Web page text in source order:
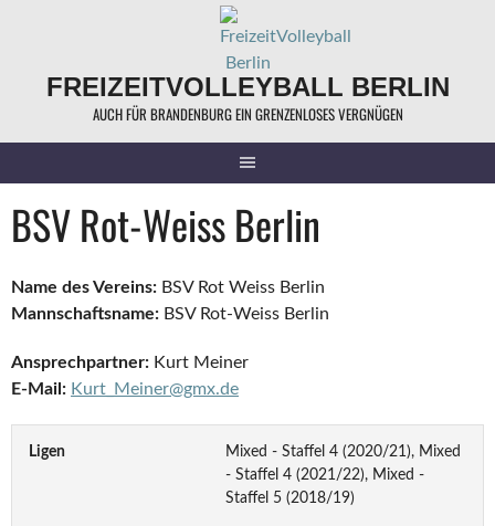
FREIZEITVOLLEYBALL BERLIN
AUCH FÜR BRANDENBURG EIN GRENZENLOSES VERGNÜGEN
BSV Rot-Weiss Berlin
Name des Vereins: BSV Rot Weiss Berlin
Mannschaftsname: BSV Rot-Weiss Berlin
Ansprechpartner: Kurt Meiner
E-Mail: Kurt_Meiner@gmx.de
Ligen
Mixed - Staffel 4 (2020/21), Mixed
- Staffel 4 (2021/22), Mixed -
Staffel 5 (2018/19)